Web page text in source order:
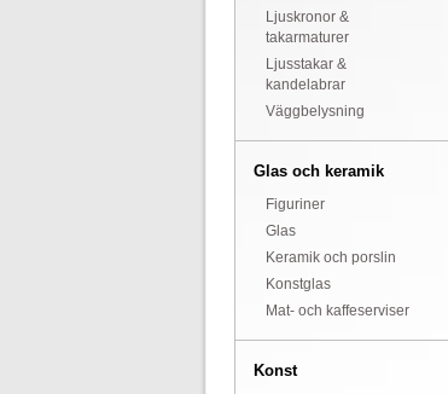
Ljuskronor &
takarmaturer
Ljusstakar &
kandelabrar
Väggbelysning
Glas och keramik
Figuriner
Glas
Keramik och porslin
Konstglas
Mat- och kaffeserviser
Konst